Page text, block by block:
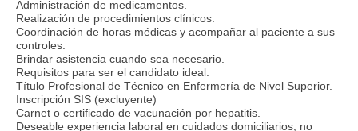
Administración de medicamentos.
Realización de procedimientos clínicos.
Coordinación de horas médicas y acompañar al paciente a sus
controles.
Brindar asistencia cuando sea necesario.
Requisitos para ser el candidato ideal:
Título Profesional de Técnico en Enfermería de Nivel Superior.
Inscripción SIS (excluyente)
Carnet o certificado de vacunación por hepatitis.
Deseable experiencia laboral en cuidados domiciliarios, no